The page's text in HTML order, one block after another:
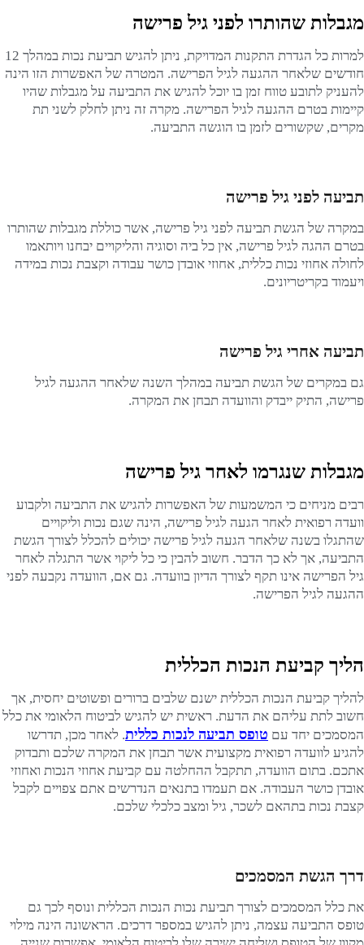
מגבלות שהותרו לפני גיל פרישה
למרות כל הגדרת התקנות המדויקת, ניתן להגיש תביעת נכות במהלך 12
חודשים שלאחר ההגעה לגיל הפרישה. המטרה של האפשרות הזו הינה
להעניק לתובע טווח זמן בו יוכל להגיש את התביעה על מגבלות שהיו
קיימות בטרם ההגעה לגיל הפרישה. מקרה זה ניתן לחלק לשני תת
מקרים, שקשורים לזמן בו הוגשה התביעה.
תביעה לפני גיל פרישה
במקרה של הגשת תביעה לפני גיל פרישה, אשר כוללת מגבלות שהותרו
בטרם ההגה לגיל פרישה, אין כל ביה וסוגיה והליקויים יבחנו ויותאמו
לחולה אחוזי נכות כללית, אחוזי אובדן כושר עבודה וקצבת נכות במידה
ויעמוד בקריטריונים.
תביעה אחרי גיל פרישה
גם במקרים של הגשת תביעה במהלך השנה שלאחר ההגעה לגיל
פרישה, התיק ייבדק והוועדה תבחן את המקרה.
מגבלות שנגרמו לאחר גיל פרישה
רבים מניחים כי המשמעות של האפשרות להגיש את התביעה ולקבוע
וועדה רפואית לאחר הגעה לגיל פרישה, הינה שגם נכות וליקויים
שהתגלו בשנה שלאחר הגעה לגיל פרישה יכולים להכלל לצורך הגשת
התביעה, אך לא כך הדבר. חשוב להבין כי כל ליקוי אשר התגלה לאחר
גיל הפרישה אינו תקף לצורך הדיון בוועדה. גם אם, הוועדה נקבעה לפני
ההגעה לגיל הפרישה.
הליך קביעת הנכות הכללית
להליך קביעת הנכות הכללית ישנם שלבים ברורים ופשוטים יחסית, אך
חשוב לתת עליהם את הדעת. ראשית יש להגיש לביטוח הלאומי את כלל
המסמכים יחד עם טופס תביעה לנכות כללית. לאחר מכן, תדרשו
להגיע לוועדה רפואית מקצועית אשר תבחן את המקרה שלכם ותבדוק
אתכם. בתום הוועדה, תתקבל ההחלטה עם קביעת אחוזי הנכות ואחוזי
אובדן כושר העבודה. אם תעמדו בתנאים הנדרשים אתם צפויים לקבל
קצבת נכות בתהאם לשכר, גיל ומצב כלכלי שלכם.
דרך הגשת המסמכים
את כלל המסמכים לצורך תביעת נכות הנכות הכללית ונוסף לכך גם
טופס התביעה עצמה, ניתן להגיש במספר דרכים. הראשונה הינה מילוי